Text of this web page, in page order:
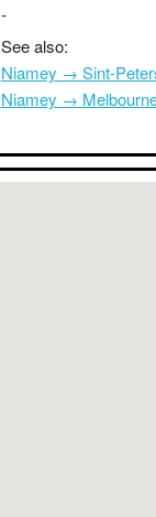
-
See also:
Niamey → Sint-
Niamey →